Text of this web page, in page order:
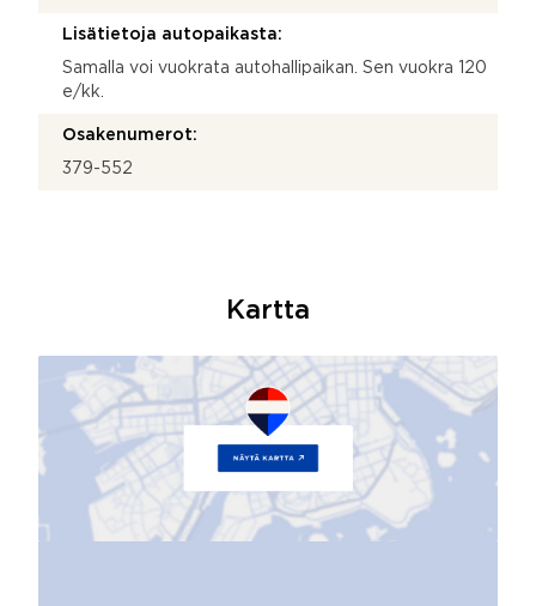
Lisätietoja autopaikasta:
Samalla voi vuokrata autohallipaikan. Sen vuokra 120
e/kk.
Osakenumerot:
379-552
Kartta